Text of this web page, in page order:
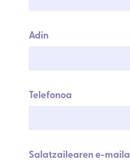
Adin
Telefonoa
Salatzailearen e-maila